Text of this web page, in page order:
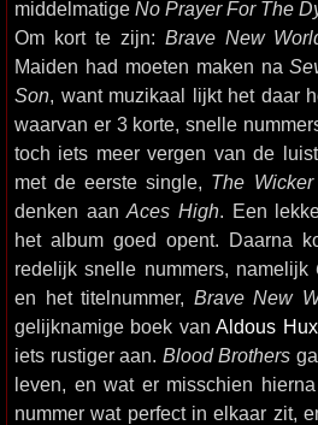
middelmatige No Prayer For The
Om kort te zijn: Brave New
Maiden had moeten maken na
Son, want muzikaal lijkt het daar
waarvan er 3 korte, snelle
toch iets meer vergen van de
met de eerste single, The
denken aanAces High. Een
het album goed opent. Daarna
redelijk snelle nummers, namelijk
en het titelnummer, Brave New
gelijknamige boek vanAldous
iets rustiger aan. Blood Brothers
leven, en wat er misschien
nummer wat perfect in elkaar zit,